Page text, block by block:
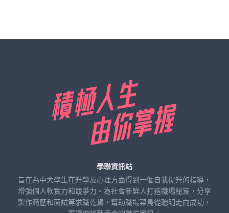
學聯資訊站
旨在為中大學生在升學及心理方面得到一個自我提升的指導，
增強個人軟實力和競爭力。為社會新鮮人打造職場秘笈，分享
製作簡歷和面試等求職乾貨，幫助職場菜鳥從聰明走向成功，